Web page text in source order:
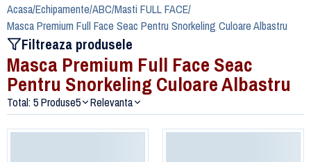
Acasa/Echipamente/ABC/Masti FULL FACE/
Masca Premium Full Face Seac Pentru Snorkeling Culoare Albastru
Filtreaza produsele
Masca Premium Full Face Seac
Pentru Snorkeling Culoare Albastru
Total: 5 Produse5 Relevanta